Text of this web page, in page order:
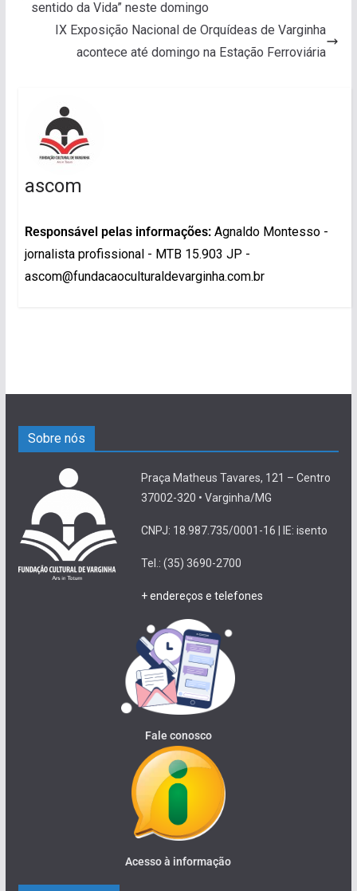
sentido da Vida” neste domingo
IX Exposição Nacional de Orquídeas de Varginha
acontece até domingo na Estação Ferroviária
ascom
Responsável pelas informações:Agnaldo Montesso -
jornalista profissional - MTB 15.903 JP -
ascom@fundacaoculturaldevarginha.com.br
Sobre nós
Praça Matheus Tavares, 121 – Centro
37002-320 • Varginha/MG
CNPJ: 18.987.735/0001-16 | IE: isento
Tel.: (35) 3690-2700
+ endereços e telefones
Fale conosco
Acesso à informação